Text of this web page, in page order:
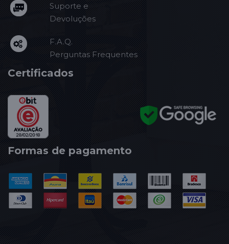
Suporte e
Devoluções
F.A.Q.
Perguntas Frequentes
Certificados
Formas de pagamento